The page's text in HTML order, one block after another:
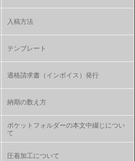
入稿方法
テンプレート
適格請求書（インボイス）発行
納期の数え方
ポケットフォルダーの本文中綴じについ
て
圧着加工について